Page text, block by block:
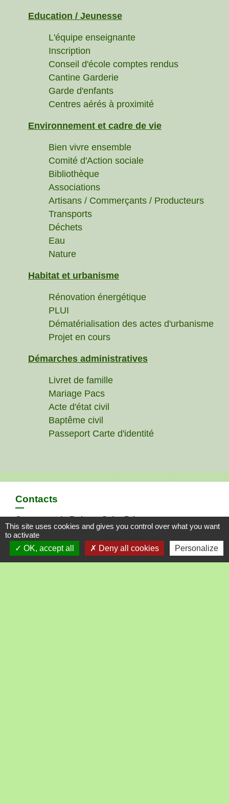
Education / Jeunesse
L'équipe enseignante
Inscription
Conseil d'école comptes rendus
Cantine Garderie
Garde d'enfants
Centres aérés à proximité
Environnement et cadre de vie
Bien vivre ensemble
Comité d'Action sociale
Bibliothèque
Associations
Artisans / Commerçants / Producteurs
Transports
Déchets
Eau
Nature
Habitat et urbanisme
Rénovation énergétique
PLUI
Dématérialisation des actes d'urbanisme
Projet en cours
Démarches administratives
Livret de famille
Mariage Pacs
Acte d'état civil
Baptême civil
Passeport Carte d'identité
Contacts
Commune de Boisset-Saint-Priest
15, rue de Bellevue
42560 Boisset-Saint-Priest - FRANCE
+33 4 77 76 34 88
This site uses cookies and gives you control over what you want
to activate
OK, accept all
Deny all cookies Personalize